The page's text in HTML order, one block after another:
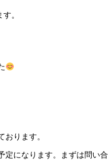
。
おります。
定になります。まずは問い合